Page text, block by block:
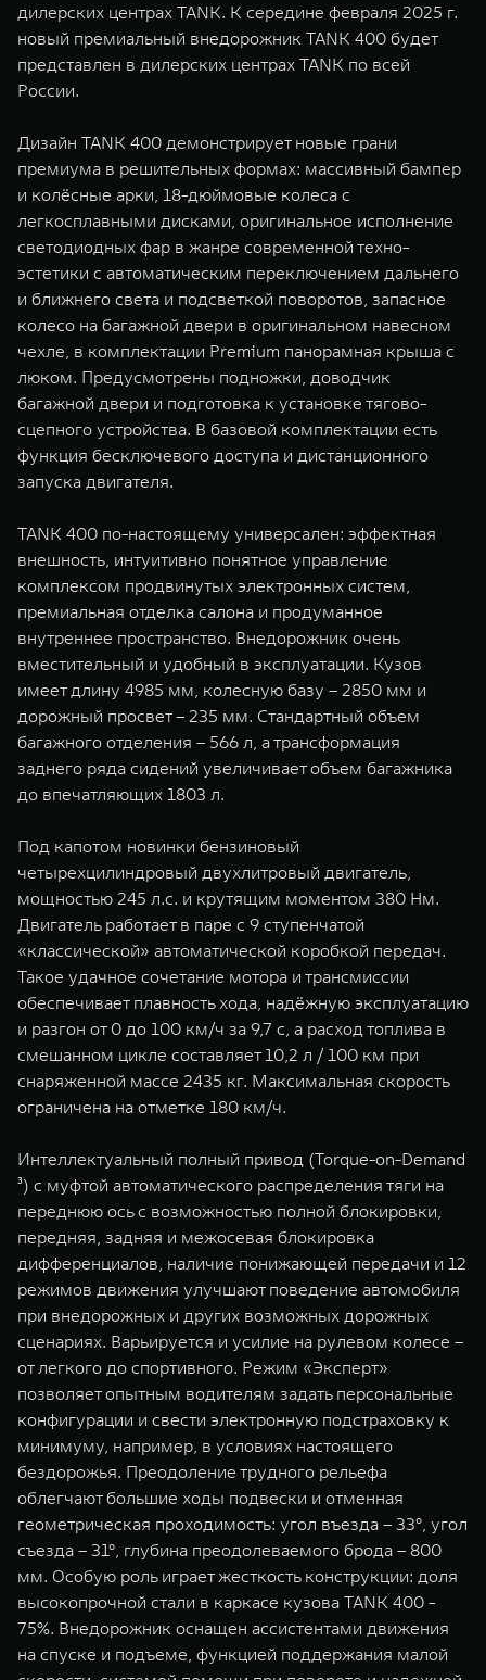
WEY 80
Масштаб возможностей
от 6 449 000 ₽
WEY 80
Масштаб
дилерских центрах TANK. К середине февраля 2025 г.
новый премиальный внедорожник TANK 400 будет
представлен в дилерских центрах TANK по всей
России.
Дизайн TANK 400 демонстрирует новые грани
премиума в решительных формах: массивный бампер
и колёсные арки, 18-дюймовые колеса с
легкосплавными дисками, оригинальное исполнение
светодиодных фар в жанре современной техно-
эстетики с автоматическим переключением дальнего
и ближнего света и подсветкой поворотов, запасное
колесо на багажной двери в оригинальном навесном
чехле, в комплектации Premium панорамная крыша с
люком. Предусмотрены подножки, доводчик
багажной двери и подготовка к установке тягово-
сцепного устройства. В базовой комплектации есть
функция бесключевого доступа и дистанционного
запуска двигателя.
TANK 400 по-настоящему универсален: эффектная
внешность, интуитивно понятное управление
комплексом продвинутых электронных систем,
премиальная отделка салона и продуманное
внутреннее пространство. Внедорожник очень
вместительный и удобный в эксплуатации. Кузов
имеет длину 4985 мм, колесную базу – 2850 мм и
дорожный просвет – 235 мм. Стандартный объем
багажного отделения – 566 л, а трансформация
заднего ряда сидений увеличивает объем багажника
до впечатляющих 1803 л.
Под капотом новинки бензиновый
четырехцилиндровый двухлитровый двигатель,
мощностью 245 л.с. и крутящим моментом 380 Нм.
Двигатель работает в паре с 9 ступенчатой
«классической» автоматической коробкой передач.
Такое удачное сочетание мотора и трансмиссии
обеспечивает плавность хода, надёжную эксплуатацию
и разгон от 0 до 100 км/ч за 9,7 с, а расход топлива в
смешанном цикле составляет 10,2 л / 100 км при
снаряженной массе 2435 кг. Максимальная скорость
ограничена на отметке 180 км/ч.
Интеллектуальный полный привод (Torque-on-Demand
³) с муфтой автоматического распределения тяги на
переднюю ось с возможностью полной блокировки,
передняя, задняя и межосевая блокировка
дифференциалов, наличие понижающей передачи и 12
режимов движения улучшают поведение автомобиля
при внедорожных и других возможных дорожных
сценариях. Варьируется и усилие на рулевом колесе –
от легкого до спортивного. Режим «Эксперт»
позволяет опытным водителям задать персональные
конфигурации и свести электронную подстраховку к
минимуму, например, в условиях настоящего
бездорожья. Преодоление трудного рельефа
облегчают большие ходы подвески и отменная
геометрическая проходимость: угол въезда – 33°, угол
съезда – 31°, глубина преодолеваемого брода – 800
мм. Особую роль играет жесткость конструкции: доля
высокопрочной стали в каркасе кузова TANK 400 -
75%. Внедорожник оснащен ассистентами движения
на спуске и подъеме, функцией поддержания малой